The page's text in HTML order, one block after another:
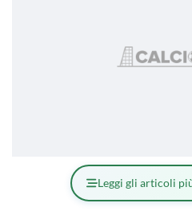
Leggi gli articoli